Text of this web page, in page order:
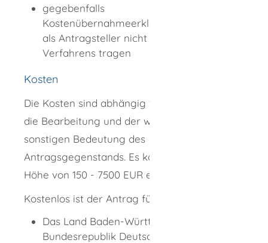
gegebenfalls
Kostenübernahmeerklärung, sollten Sie
als Antragsteller nicht die Gebühren des
Verfahrens tragen
Kosten
Die Kosten sind abhängig vom Aufwand für
die Bearbeitung und der wirtschaftlichen und
sonstigen Bedeutung des
Antragsgegenstands. Es kännen Kosten in
Höhe von 150 - 7500 EUR entstehen.
Kostenlos ist der Antrag für:
Das Land Baden-Württemberg, die
Bundesrepublik Deutschland